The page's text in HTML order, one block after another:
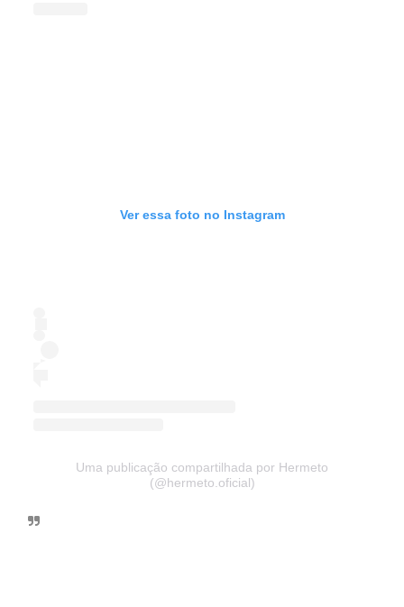
Ver essa foto no Instagram
Uma publicação compartilhada por Hermeto
(@hermeto.oficial)